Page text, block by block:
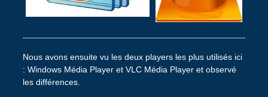
Nous avons ensuite vu les deux players les plus utilisés ici
: Windows Média Player et VLC Média Player et observé
les différences.